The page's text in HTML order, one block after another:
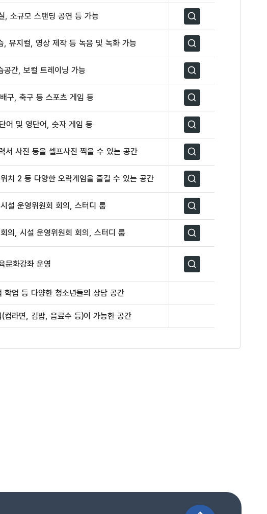
, 소규모 스탠딩 공연 등 가능
자세히보기
, 뮤지컬, 영상 제작 등 녹음 및 녹화 가능
자세히보기
공간, 보컬 트레이닝 가능
자세히보기
구, 축구 등 스포츠 게임 등
자세히보기
어 및 영단어, 숫자 게임 등
자세히보기
서 사진 등을 셀프사진 찍을 수 있는 공간
자세히보기
치 2 등 다양한 오락게임을 즐길 수 있는 공간
자세히보기
설 운영위원회 회의, 스터디 룸
자세히보기
의, 시설 운영위원회 회의, 스터디 룸
자세히보기
문화강좌 운영
자세히보기
업 등 다양한 청소년들의 상담 공간
라면, 김밥, 음료수 등)이 가능한 공간